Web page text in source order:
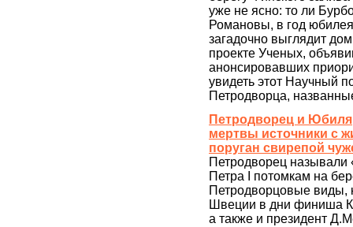
уже не ясно: то ли
Романовы, в год
загадочно выглядит
проекте Ученых,
анонсировавших
увидеть этот Научный
Петродворца,
Петродворец и
мертвы источники с
поруган свирепой
Петродворец называли
Петра I потомкам на
Петродворцовые виды,
Швеции в дни финиша
а также и президент